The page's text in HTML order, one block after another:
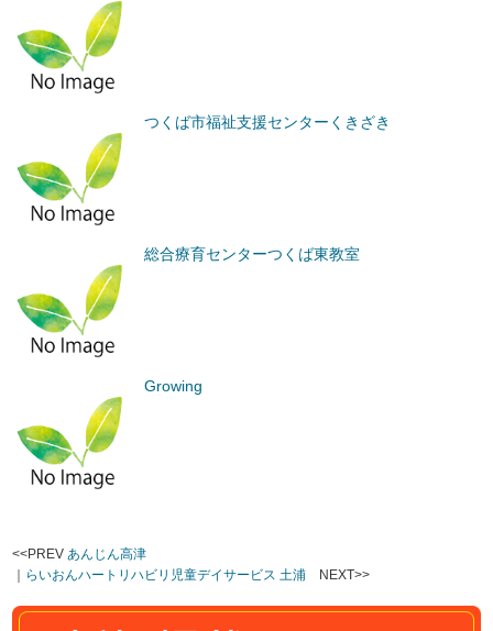
つくば市福祉支援センターくきざき
総合療育センターつくば東教室
Growing
<<PREV あんじん高津
｜ らいおんハートリハビリ児童デイサービス 土浦 NEXT>>